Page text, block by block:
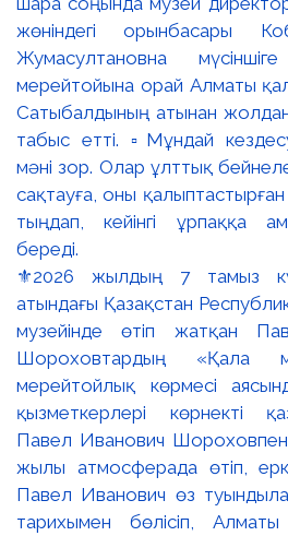
⚜️2026 жылдың 7 тамыз
атындағы Қазақстан
музейінде өтіп жатқан
Шороховтардың «Қала
мерейтойлық көрмесі
қызметкерлері көрнекті
Павел Иванович Шороховпен
жылы атмосферада өтіп,
Павел Иванович өз
тарихымен бөлісіп,